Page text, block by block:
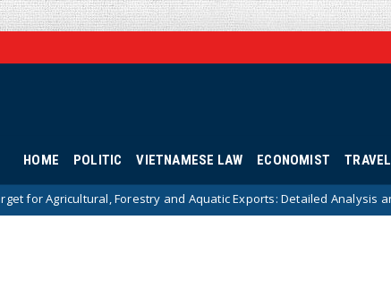
HOME POLITIC VIETNAMESE LAW ECONOMIST TRAVEL
and Aquatic Exports: Detailed Analysis and Strategic Solutions